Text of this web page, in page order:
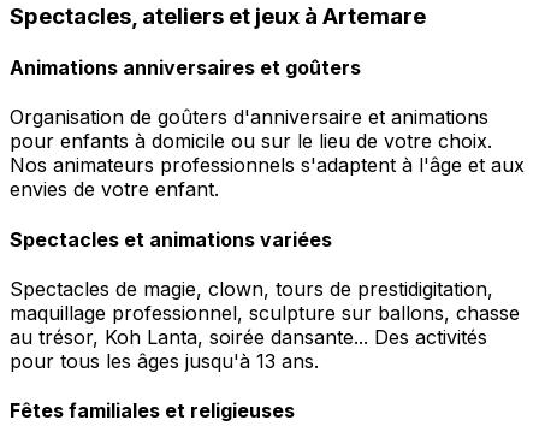
Spectacles, ateliers et jeux à Artemare
Animations anniversaires et goûters
Organisation de goûters d'anniversaire et animations
pour enfants à domicile ou sur le lieu de votre choix.
Nos animateurs professionnels s'adaptent à l'âge et aux
envies de votre enfant.
Spectacles et animations variées
Spectacles de magie, clown, tours de prestidigitation,
maquillage professionnel, sculpture sur ballons, chasse
au trésor, Koh Lanta, soirée dansante... Des activités
pour tous les âges jusqu'à 13 ans.
Fêtes familiales et religieuses